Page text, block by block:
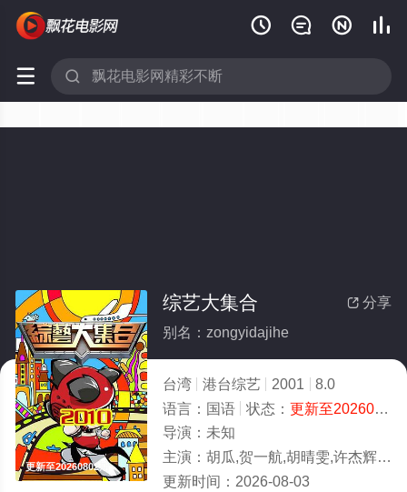
   
 
更新至20260802期
 分享
综艺大集合
别名：zongyidajihe
台湾 港台综艺 2001
8.0
语言： 国语 状态： 更新至20260802期
导演： 未知
主演： 胡瓜,贺一航,胡晴雯,许杰辉,杨思敏,谢炘昊,陈秉立,董至成,黄瑜娴,谢忻
更新时间： 2026-08-03